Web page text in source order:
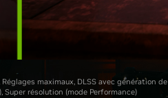
Réglages maximaux, DLSS avec génération de
Super résolution (mode Performance)